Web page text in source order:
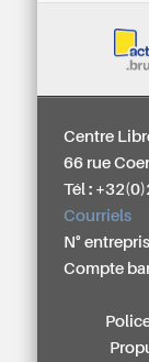
Centre
66 rue
Tél :
Courriels
N°
Compte